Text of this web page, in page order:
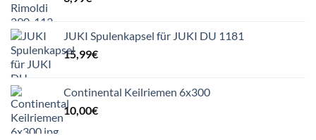
JUKI Spulenkapsel für JUKI DU 1181
15,99€
Continental Keilriemen 6x300
10,00€